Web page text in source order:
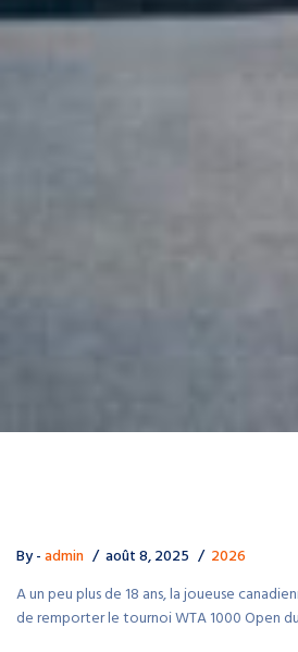
By -admin août 8, 2025
2026
A un peu plus de 18 ans, la joueuse
de remporter le tournoi WTA 1000 Open